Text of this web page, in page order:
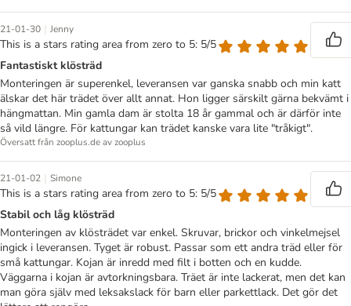
21-01-30 | Jenny
This is a stars rating area from zero to 5: 5/5
Fantastiskt klösträd
Monteringen är superenkel, leveransen var ganska snabb och min katt
älskar det här trädet över allt annat. Hon ligger särskilt gärna bekvämt i
hängmattan. Min gamla dam är stolta 18 år gammal och är därför inte
så vild längre. För kattungar kan trädet kanske vara lite "tråkigt".
Översatt från zooplus.de av zooplus
21-01-02 | Simone
This is a stars rating area from zero to 5: 5/5
Stabil och låg klösträd
Monteringen av klösträdet var enkel. Skruvar, brickor och vinkelmejsel
ingick i leveransen. Tyget är robust. Passar som ett andra träd eller för
små kattungar. Kojan är inredd med filt i botten och en kudde.
Väggarna i kojan är avtorkningsbara. Träet är inte lackerat, men det kan
man göra själv med leksakslack för barn eller parkettlack. Det gör det